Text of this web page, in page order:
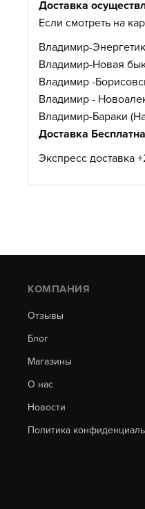
Доставка
Если смотреть на
Владимир-
Владимир-Новая
Владимир -
Владимир -
Владимир-Бараки
Доставка
Экспресс доставка
КОМПАНИЯ
Отзывы
Блог
Магазины
О нас
Новости
Политика